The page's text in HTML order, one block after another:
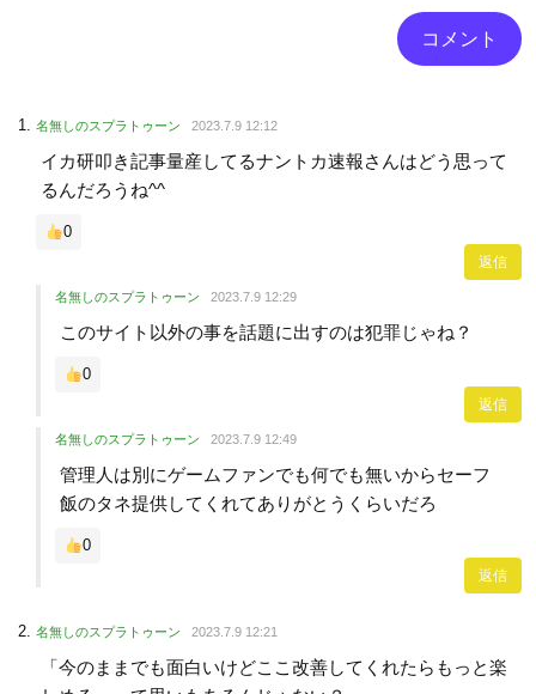
名無しのスプラトゥーン 2023.7.9 12:12
イカ研叩き記事量産してるナントカ速報さんはどう思って
るんだろうね^^
0
返信
名無しのスプラトゥーン 2023.7.9 12:29
このサイト以外の事を話題に出すのは犯罪じゃね？
0
返信
名無しのスプラトゥーン 2023.7.9 12:49
管理人は別にゲームファンでも何でも無いからセーフ
飯のタネ提供してくれてありがとうくらいだろ
0
返信
名無しのスプラトゥーン 2023.7.9 12:21
「今のままでも面白いけどここ改善してくれたらもっと楽